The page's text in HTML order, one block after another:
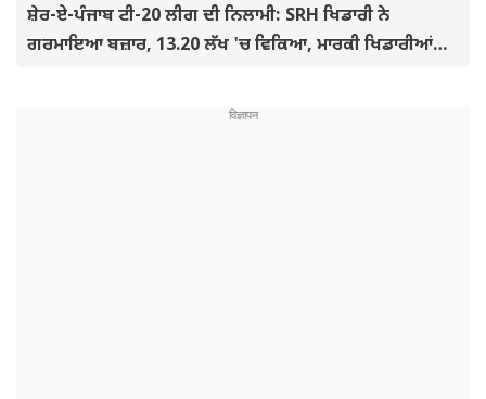
ਸ਼ੇਰ-ਏ-ਪੰਜਾਬ ਟੀ-20 ਲੀਗ ਦੀ ਨਿਲਾਮੀ: SRH ਖਿਡਾਰੀ ਨੇ
ਗਰਮਾਇਆ ਬਜ਼ਾਰ, 13.20 ਲੱਖ 'ਚ ਵਿਕਿਆ, ਮਾਰਕੀ ਖਿਡਾਰੀਆਂ